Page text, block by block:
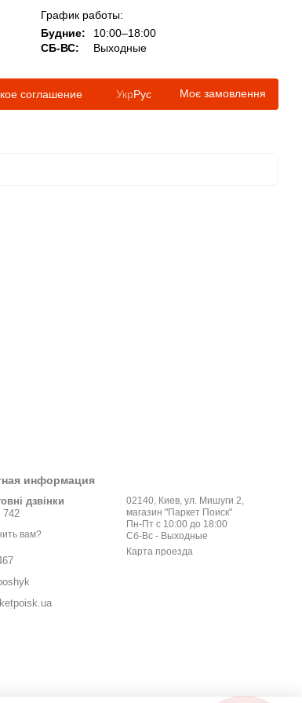
График работы:
Будние:
10:00–18:00
СБ-ВС:
Выходные
соглашение УкрРус Моє замовлення
информация
дзвінки
742
вам?
02140, Киев, ул. Мишуги 2,
магазин "Паркет Поиск"
Пн-Пт с 10:00 до 18:00
Сб-Вс - Выходные
Карта проезда